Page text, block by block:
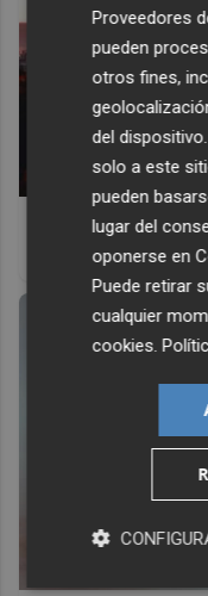
Top 2026: destinos
Inspírate y elige tu
Proveedores
pueden
otros fines,
del
solo a este
pueden
lugar del
oponerse en
Puede retirar
cualquier
cookies.